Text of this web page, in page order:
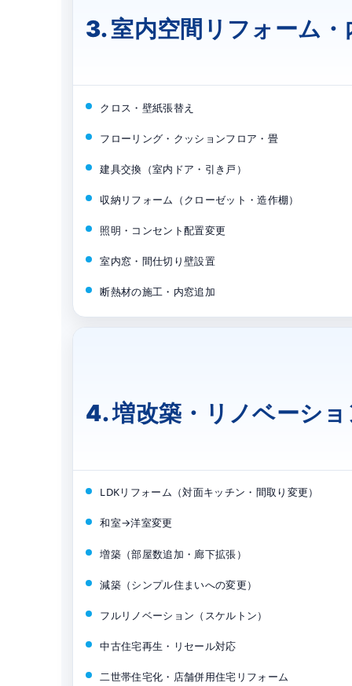
3. 室内空間リフォーム・
クロス・壁紙張替え
フローリング・クッションフロア・畳
建具交換（室内ドア・引き戸）
収納リフォーム（クローゼット・造作棚）
照明・コンセント配置変更
室内窓・間仕切り壁設置
断熱材の施工・内窓追加
4. 増改築・リノベーシ
LDKリフォーム（対面キッチン・間取り変更）
和室→洋室変更
増築（部屋数追加・廊下拡張）
減築（シンプル住まいへの変更）
フルリノベーション（スケルトン）
中古住宅再生・リセール対応
二世帯住宅化・店舗併用住宅リフォーム